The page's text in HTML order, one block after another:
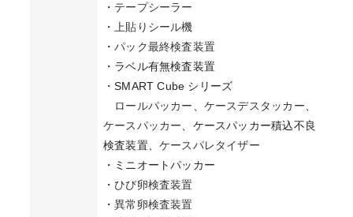
・ テープシーラー
・
上貼りシール機
・パック最終検査装置
・ラベル有無検査装置
・SMART Cube シリーズ
ロールパッカー
ケースデスタッカー
ケースパッカー 、ケースパッカー積込不良
検査装置、 ケースパレタイザー
・ミニオートパッカー
・ひび卵検査装置
・異常卵検査装置